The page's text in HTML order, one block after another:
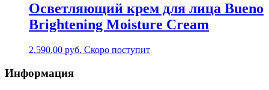
Осветляющий крем для лица Bueno
Brightening Moisture Cream
2,590.00 руб. Скоро поступит
Информация